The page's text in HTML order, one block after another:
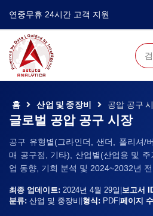
연중무휴 24시간 고객 지원
홈 산업 및 중장비 공압 공구
글로벌 공압 공구 시장
공구 유형별(그라인더, 샌더, 폴리셔/
매 공구점, 기타), 산업별(산업용 및
업 동향, 기회 분석 및 2024~2032년
최종 업데이트: 2024년 4월 29일 보고서
분류: 산업 및 중장비 형식: PDF 페이지